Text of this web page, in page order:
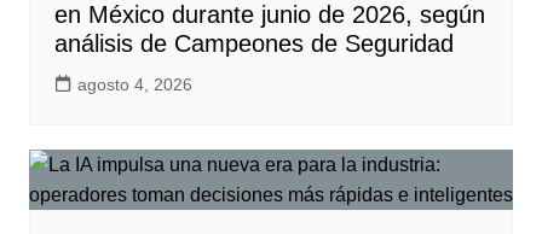
en México durante junio de 2026, según
análisis de Campeones de Seguridad
agosto 4, 2026